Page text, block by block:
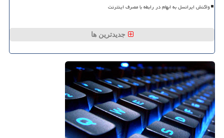
واکنش ایرانسل به ابهام در رابطه با مصرف اینترنت
جدیدترین ها